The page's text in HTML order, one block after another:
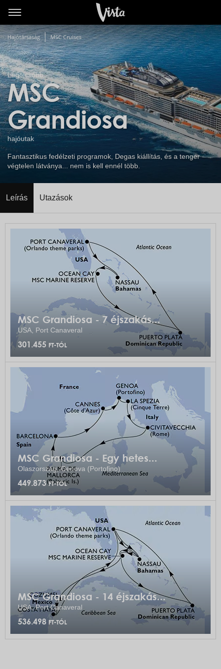
Hajótársaság MSC Cruises
Legolcsóbb
MSC
Grandiosa
hajóutak
Fantasztikus fedélzeti programok, Degas kiállítás, és a tenger
végtelen látványa... nem is kell ennél több.
Leírás Utazások
MSC Grandiosa - 7 éjszakás...
USA, Port Canaveral
301.455 FT-TÓL
MSC Grandiosa - Egy hetes...
Olaszország, Genova (Portofino)
449.873FT-TÓL
MSC Grandiosa - 14 éjszakás...
USA, Port Canaveral
536.498 FT-TÓL